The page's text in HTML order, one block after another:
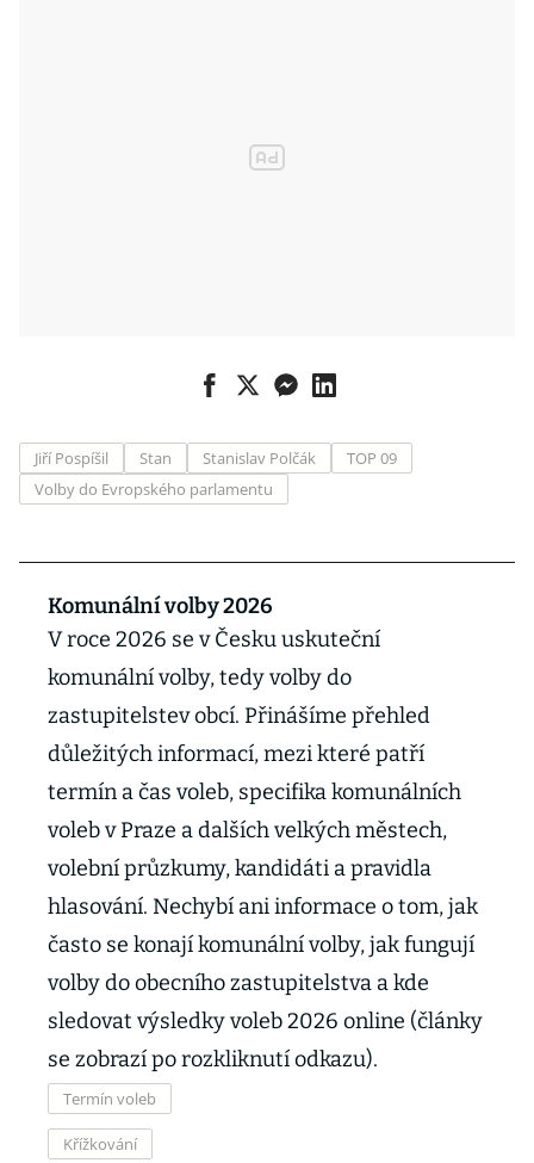
Jiří Pospíšil Stan Stanislav Polčák
TOP 09
Volby do Evropského parlamentu
Komunální volby 2026
V roce 2026 se v Česku uskuteční
komunální volby, tedy volby do
zastupitelstev obcí. Přinášíme přehled
důležitých informací, mezi které patří
termín a čas voleb, specifika komunálních
voleb v Praze a dalších velkých městech,
volební průzkumy, kandidáti a pravidla
hlasování. Nechybí ani informace o tom, jak
často se konají komunální volby, jak fungují
volby do obecního zastupitelstva a kde
sledovat výsledky voleb 2026 online (články
se zobrazí po rozkliknutí odkazu).
Termín voleb
Křížkování